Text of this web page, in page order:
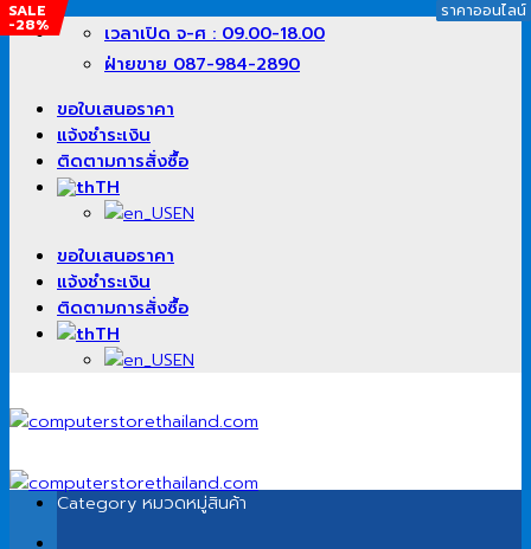
ข้าม
เนื้อหา
เวลาเปิด จ-ศ : 09.00-18.00
ฝ่ายขาย 087-984-2890
ขอใบเสนอราคา
แจ้งชำระเงิน
ติดตามการสั่งซื้อ
TH
EN
ขอใบเสนอราคา
แจ้งชำระเงิน
ติดตามการสั่งซื้อ
TH
EN
Category หมวดหมู่สินค้า
ราคาออนไลน์
SALE
-28%
ราคาออนไลน์
ราคาออนไลน์
SALE
-20%
SALE
-25%
ราคาออนไลน์
SALE
-18%
ราคาออนไลน์
SALE
-33%